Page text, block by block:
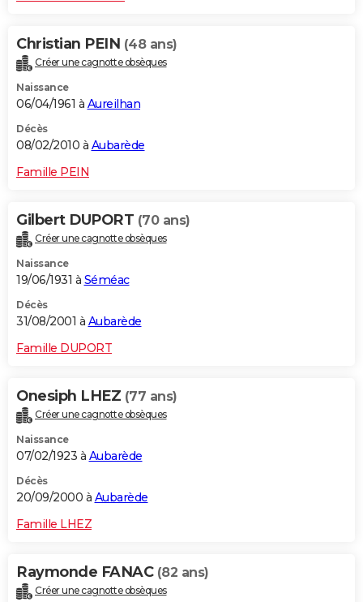
Christian PEIN (48 ans)
Créer une cagnotte obsèques
Naissance
06/04/1961 à Aureilhan
Décès
08/02/2010 à Aubarède
Famille PEIN
Gilbert DUPORT (70 ans)
Créer une cagnotte obsèques
Naissance
19/06/1931 à Séméac
Décès
31/08/2001 à Aubarède
Famille DUPORT
Onesiph LHEZ (77 ans)
Créer une cagnotte obsèques
Naissance
07/02/1923 à Aubarède
Décès
20/09/2000 à Aubarède
Famille LHEZ
Raymonde FANAC (82 ans)
Créer une cagnotte obsèques